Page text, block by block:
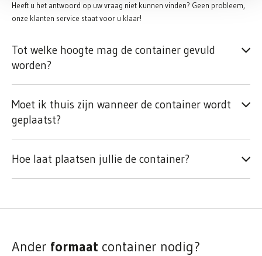
Heeft u het antwoord op uw vraag niet kunnen vinden? Geen probleem,
onze klanten service staat voor u klaar!
Tot welke hoogte mag de container gevuld
worden?
Moet ik thuis zijn wanneer de container wordt
geplaatst?
Hoe laat plaatsen jullie de container?
Ander formaat container nodig?